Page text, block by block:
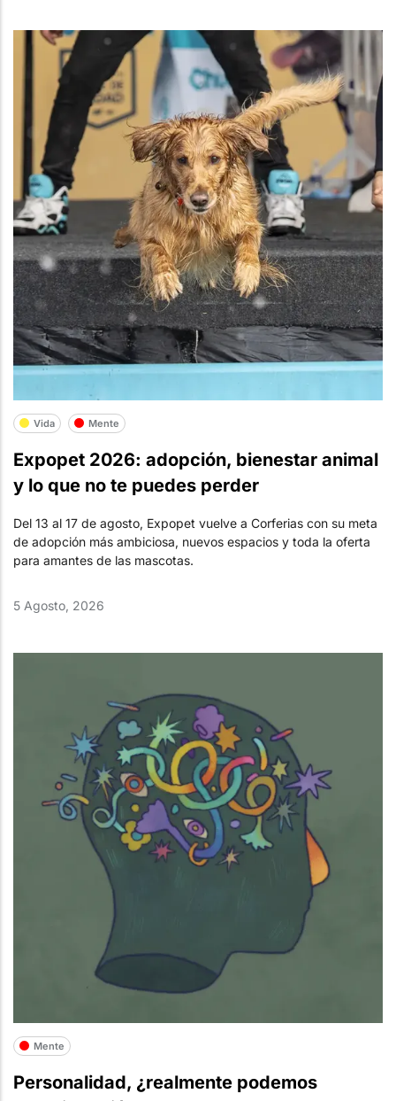
Vida Mente
Expopet 2026: adopción, bienestar animal
y lo que no te puedes perder
Del 13 al 17 de agosto, Expopet vuelve a Corferias con su meta
de adopción más ambiciosa, nuevos espacios y toda la oferta
para amantes de las mascotas.
5 Agosto, 2026
Mente
Personalidad, ¿realmente podemos